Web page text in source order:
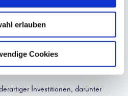
erlauben
Cookies
in nicht öffentlich
wird. Das Ziel ist in der
oft bestehende Unternehmen, um
sie nach einer gewissen Zeit mit
Investitionen, darunter